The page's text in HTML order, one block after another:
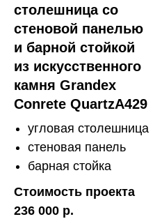
столешница со
стеновой панелью
и барной стойкой
из искусственного
камня Grandex
Conrete QuartzA429
угловая столешница
стеновая панель
барная стойка
Стоимость проекта
236 000 р.